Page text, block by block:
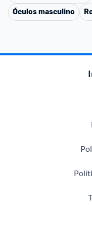
Óculos masculino